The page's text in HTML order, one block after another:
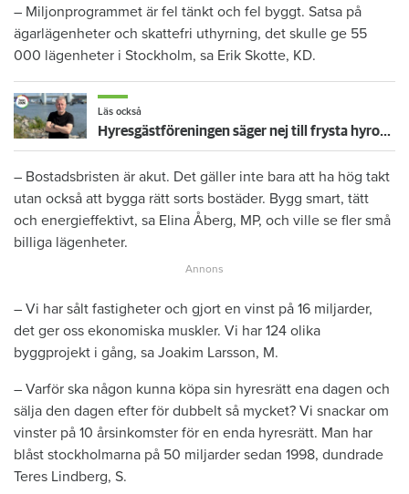
– Miljonprogrammet är fel tänkt och fel byggt. Satsa på
ägarlägenheter och skattefri uthyrning, det skulle ge 55
000 lägenheter i Stockholm, sa Erik Skotte, KD.
Läs också
Hyresgästföreningen säger nej till frysta hyror: ”Får inte bli en bricka i ett politiskt spel”
– Bostadsbristen är akut. Det gäller inte bara att ha hög takt
utan också att bygga rätt sorts bostäder. Bygg smart, tätt
och energieffektivt, sa Elina Åberg, MP, och ville se fler små
billiga lägenheter.
– Vi har sålt fastigheter och gjort en vinst på 16 miljarder,
det ger oss ekonomiska muskler. Vi har 124 olika
byggprojekt i gång, sa Joakim Larsson, M.
– Varför ska någon kunna köpa sin hyresrätt ena dagen och
sälja den dagen efter för dubbelt så mycket? Vi snackar om
vinster på 10 årsinkomster för en enda hyresrätt. Man har
blåst stockholmarna på 50 miljarder sedan 1998, dundrade
Teres Lindberg, S.